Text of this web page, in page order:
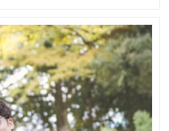
付けております
影となります。
ーン、
いきたいです！
伝いをさせてください！